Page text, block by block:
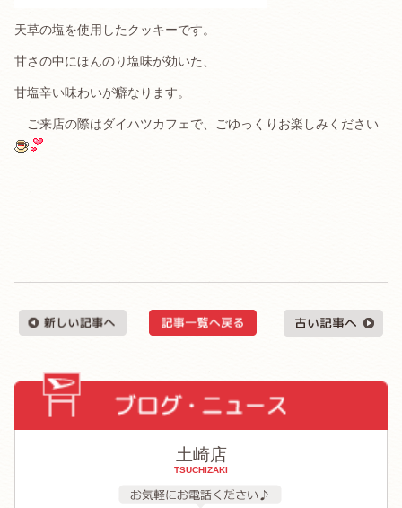
天草の塩を使用したクッキーです。
甘さの中にほんのり塩味が効いた、
甘塩辛い味わいが癖なります。
ご来店の際はダイハツカフェで、ごゆっくりお楽しみください
土崎店
TSUCHIZAKI